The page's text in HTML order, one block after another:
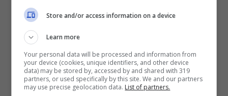
splendida influencer conta
follower
per farle notare quanto sia spettacolare e
super sensuale, impazziscono ogni volta
che la vedono.
Store and/or access information on a device
Learn more
Your personal data will be processed and information from
your device (cookies, unique identifiers, and other device
data) may be stored by, accessed by and shared with 319
partners, or used specifically by this site. We and our partners
may use precise geolocation data. List of partners.